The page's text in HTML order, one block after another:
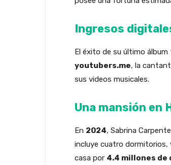
Ingresos
El éxito de su último
youtubers.me, la
sus videos musicales.
Una mansión en
En 2024, Sabrina
incluye cuatro dormitorios,
casa por 4.4 millones de